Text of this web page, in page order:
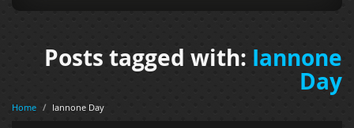
Posts tagged with:Iannone
Day
Home / Iannone Day